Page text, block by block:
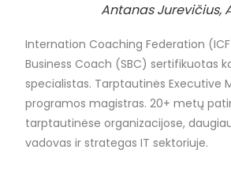
Antanas Jurevičius,
Internation Coaching Federation
Business Coach (SBC) sertifikuotas
specialistas. Tarptautinės Executive
programos magistras. 20+ metų
tarptautinėse organizacijose,
vadovas ir strategas IT sektoriuje.